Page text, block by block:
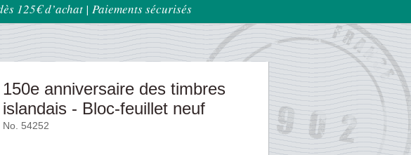
125€ d’achat | Paiements sécurisés
150e anniversaire des timbres
islandais - Bloc-feuillet neuf
No. 54252